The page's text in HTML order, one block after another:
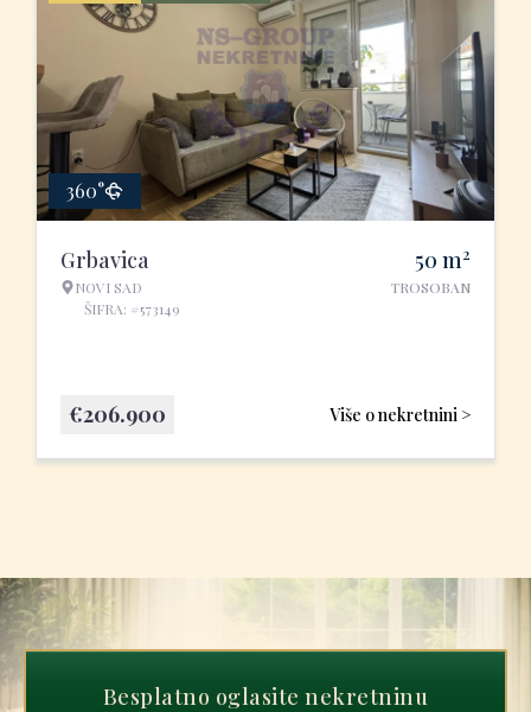
360°
Grbavica
NOVI SAD
ŠIFRA: #573149
50 m2
TROSOBAN
Više o nekretnini >
€206.900
Besplatno oglasite nekretninu